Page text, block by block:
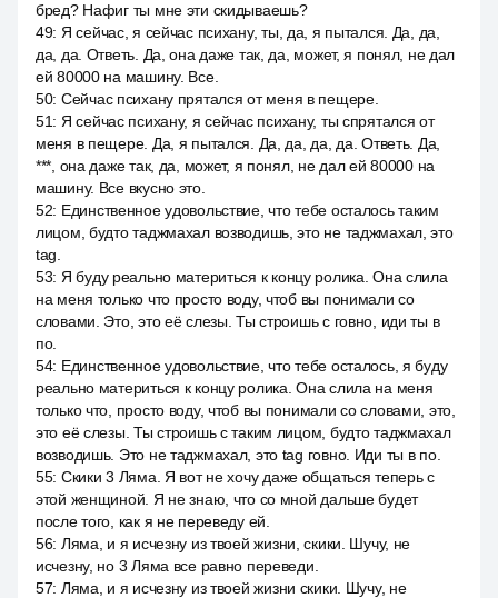
бред? Нафиг ты мне эти скидываешь?
49: Я сейчас, я сейчас психану, ты, да, я пытался. Да, да,
да, да. Ответь. Да, она даже так, да, может, я понял, не дал
ей 80000 на машину. Все.
50: Сейчас психану прятался от меня в пещере.
51: Я сейчас психану, я сейчас психану, ты спрятался от
меня в пещере. Да, я пытался. Да, да, да, да. Ответь. Да,
***, она даже так, да, может, я понял, не дал ей 80000 на
машину. Все вкусно это.
52: Единственное удовольствие, что тебе осталось таким
лицом, будто таджмахал возводишь, это не таджмахал, это
tag.
53: Я буду реально материться к концу ролика. Она слила
на меня только что просто воду, чтоб вы понимали со
словами. Это, это её слезы. Ты строишь с говно, иди ты в
по.
54: Единственное удовольствие, что тебе осталось, я буду
реально материться к концу ролика. Она слила на меня
только что, просто воду, чтоб вы понимали со словами, это,
это её слезы. Ты строишь с таким лицом, будто таджмахал
возводишь. Это не таджмахал, это tag говно. Иди ты в по.
55: Скики 3 Ляма. Я вот не хочу даже общаться теперь с
этой женщиной. Я не знаю, что со мной дальше будет
после того, как я не переведу ей.
56: Ляма, и я исчезну из твоей жизни, скики. Шучу, не
исчезну, но 3 Ляма все равно переведи.
57: Ляма, и я исчезну из твоей жизни скики. Шучу, не